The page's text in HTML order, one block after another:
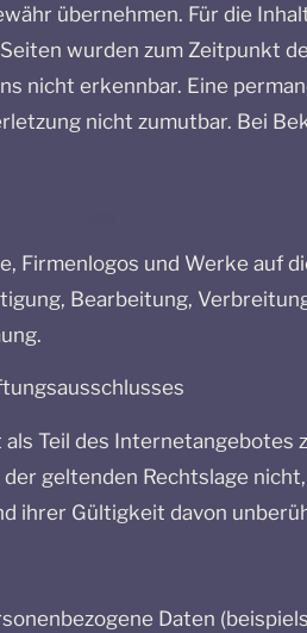
übernehmen. Für die
wurden zum Zeitpunkt
nicht erkennbar. Eine
nicht zumutbar. Bei
Firmenlogos und Werke auf
Bearbeitung,
Teil des
geltenden Rechtslage
ihrer Gültigkeit davon
Daten